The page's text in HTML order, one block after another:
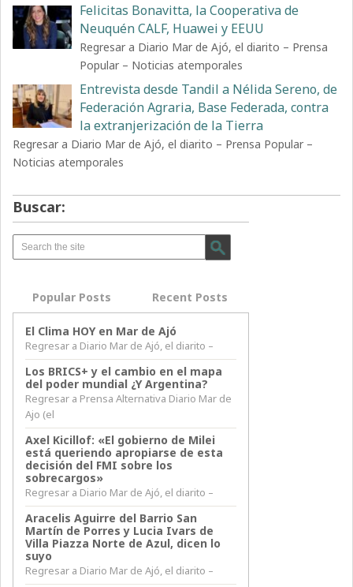
Felicitas Bonavitta, la Cooperativa de
Neuquén CALF, Huawei y EEUU
Regresar a Diario Mar de Ajó, el diarito – Prensa
Popular – Noticias atemporales
Entrevista desde Tandil a Nélida Sereno, de
Federación Agraria, Base Federada, contra
la extranjerización de la Tierra
Regresar a Diario Mar de Ajó, el diarito – Prensa Popular –
Noticias atemporales
Buscar:
Popular Posts Recent Posts
El Clima HOY en Mar de Ajó
Regresar a Diario Mar de Ajó, el diarito –
Los BRICS+ y el cambio en el mapa
del poder mundial ¿Y Argentina?
Regresar a Prensa Alternativa Diario Mar de
Ajo (el
Axel Kicillof: «El gobierno de Milei
está queriendo apropiarse de esta
decisión del FMI sobre los
sobrecargos»
Regresar a Diario Mar de Ajó, el diarito –
Aracelis Aguirre del Barrio San
Martín de Porres y Lucia Ivars de
Villa Piazza Norte de Azul, dicen lo
suyo
Regresar a Diario Mar de Ajó, el diarito –